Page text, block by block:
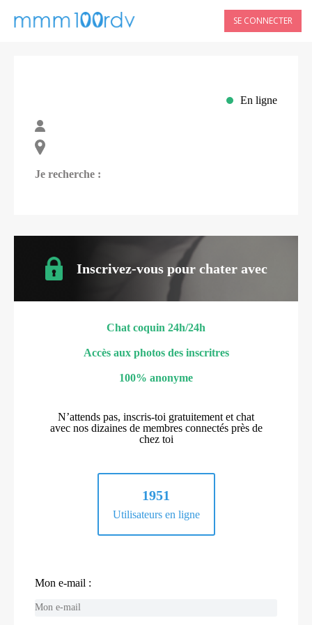
SE CONNECTER
En ligne
Je recherche :
Inscrivez-vous pour chater avec
Chat coquin 24h/24h
Accès aux photos des inscritres
100% anonyme
N’attends pas, inscris-toi gratuitement et chat
avec nos dizaines de membres connectés près de
chez toi
1951
Utilisateurs en ligne
Mon e-mail :